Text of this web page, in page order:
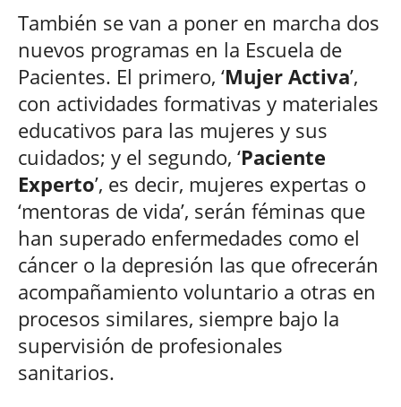
También se van a poner en marcha dos
nuevos programas en la Escuela de
Pacientes. El primero, ‘Mujer Activa’,
con actividades formativas y materiales
educativos para las mujeres y sus
cuidados; y el segundo, ‘Paciente
Experto’, es decir, mujeres expertas o
‘mentoras de vida’, serán féminas que
han superado enfermedades como el
cáncer o la depresión las que ofrecerán
acompañamiento voluntario a otras en
procesos similares, siempre bajo la
supervisión de profesionales
sanitarios.